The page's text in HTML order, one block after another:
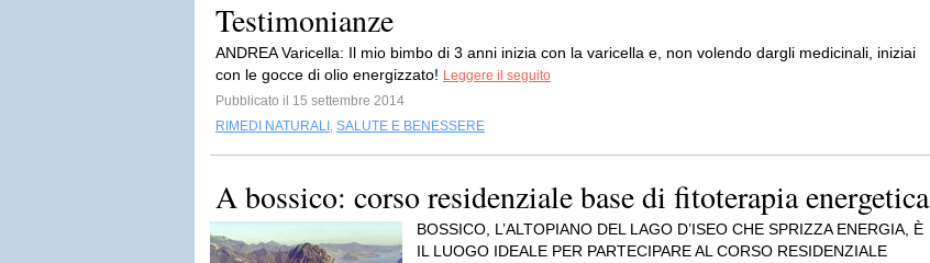
Testimonianze
ANDREA Varicella: Il mio bimbo di 3 anni inizia con la varicella e, non volendo dargli medicinali, iniziai
con le gocce di olio energizzato! Leggere il seguito
Pubblicato il 15 settembre 2014
RIMEDI NATURALI , SALUTE E BENESSERE
A bossico: corso residenziale base di fitoterapia energetica
BOSSICO, L’ALTOPIANO DEL LAGO D’ISEO CHE SPRIZZA ENERGIA, È
IL LUOGO IDEALE PER PARTECIPARE AL CORSO RESIDENZIALE